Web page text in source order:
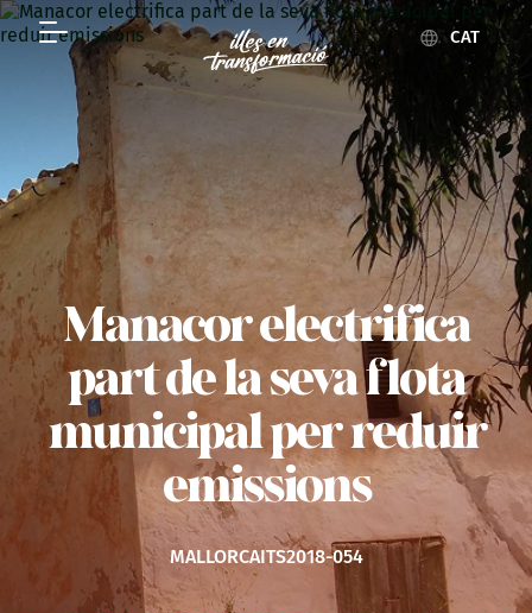
CAT
Manacor electrifica
part de la seva flota
municipal per reduir
emissions
MALLORCAITS2018-054